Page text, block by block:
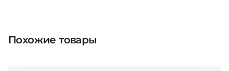
Похожие товары